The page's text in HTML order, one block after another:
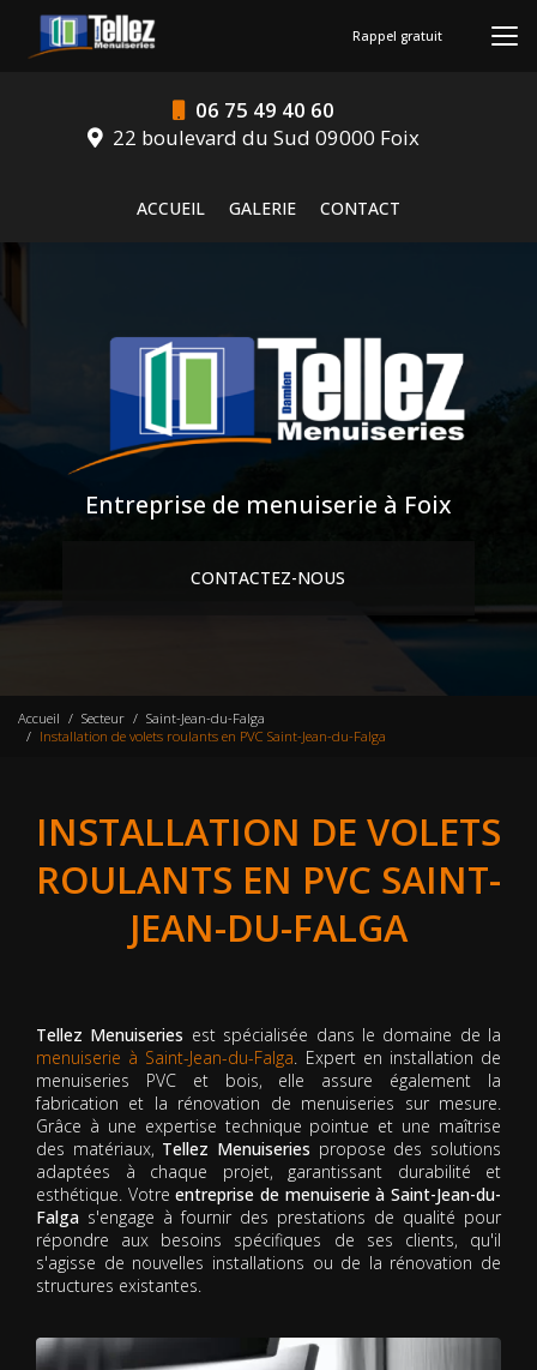
contenu
06 75 49 40 60
22 boulevard du Sud 09000 Foix
ACCUEIL
GALERIE CONTACT
Rappel gratuit
Entreprise de menuiserie à Foix
CONTACTEZ-NOUS
Accueil Secteur
Saint-Jean-du-Falga
Installation de volets roulants en PVC Saint-Jean-du-Falga
INSTALLATION DE VOLETS
ROULANTS EN PVC SAINT-
JEAN-DU-FALGA
Tellez Menuiseries est spécialisée dans le domaine de la
menuiserie à Saint-Jean-du-Falga. Expert en installation de
menuiseries PVC et bois, elle assure également la
fabrication et la rénovation de menuiseries sur mesure.
Grâce à une expertise technique pointue et une maîtrise
des matériaux, Tellez Menuiseries propose des solutions
adaptées à chaque projet, garantissant durabilité et
esthétique. Votreentreprise de menuiserie à Saint-Jean-du-
Falga s'engage à fournir des prestations de qualité pour
répondre aux besoins spécifiques de ses clients, qu'il
s'agisse de nouvelles installations ou de la rénovation de
structures existantes.